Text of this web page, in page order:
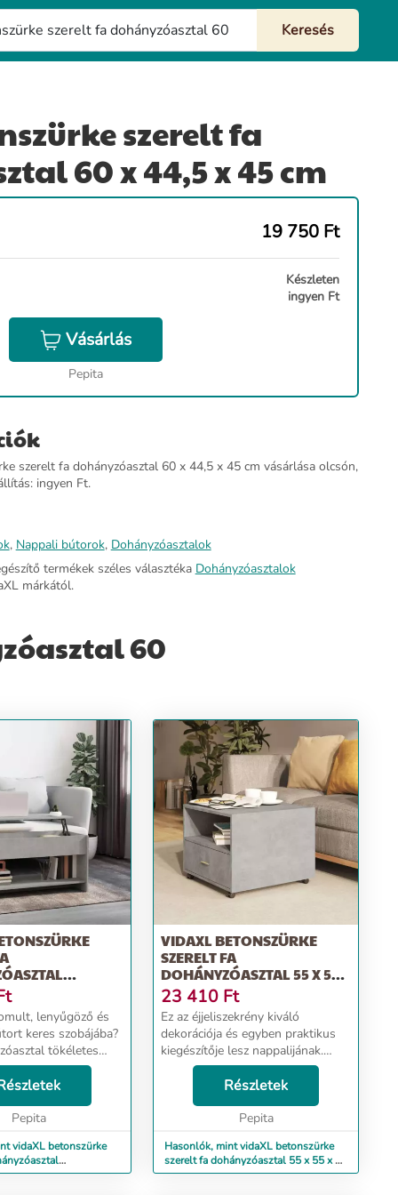
szerelt fa
60 x 44,5 x 45 cm
19 750 Ft
Készleten
ingyen Ft
Vásárlás
Pepita
szerelt fa dohányzóasztal 60 x 44,5 x 45 cm vásárlása olcsón,
ingyen Ft.
, Nappali bútorok, Dohányzóasztalok
termékek széles választéka Dohányzóasztalok
márkától.
60
CM
lenyűgöző és
keres szobájába?
tökéletes
minőségű
fa kivételes
felületű, szilárd,
Pepita
vidaXL betonszürke
cm
VIDAXL BETONSZÜRKE
SZERELT FA
DOHÁNYZÓASZTAL 55 X 55 X
40 CM
23 410 Ft
Ez az éjjeliszekrény kiváló
dekorációja és egyben praktikus
kiegészítője lesz nappalijának.
Prémium minőségű anyag: A
szerelt fa kivételes minőségű,
sima felületű, szilárd, stabil és
ellenáll a nedves...
Részletek
Pepita
Hasonlók, mint vidaXL betonszürke
szerelt fa dohányzóasztal 55 x 55 x 40
cm